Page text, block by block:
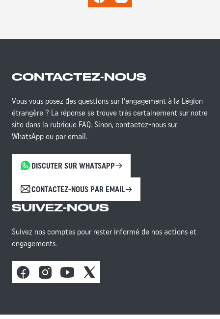
CONTACTEZ-NOUS
Vous vous posez des questions sur l'engagement à la Légion
étrangère ? La réponse se trouve très certainement sur notre
site dans la rubrique FAQ. Sinon, contactez-nous sur
WhatsApp ou par email.
DISCUTER SUR WHATSAPP
CONTACTEZ-NOUS PAR EMAIL
SUIVEZ-NOUS
Suivez nos comptes pour rester informé de nos actions et
engagements.
FacebookInstagramYoutube
X